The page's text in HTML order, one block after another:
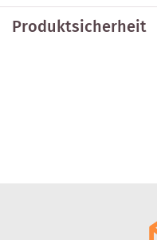
Produktsicherheit